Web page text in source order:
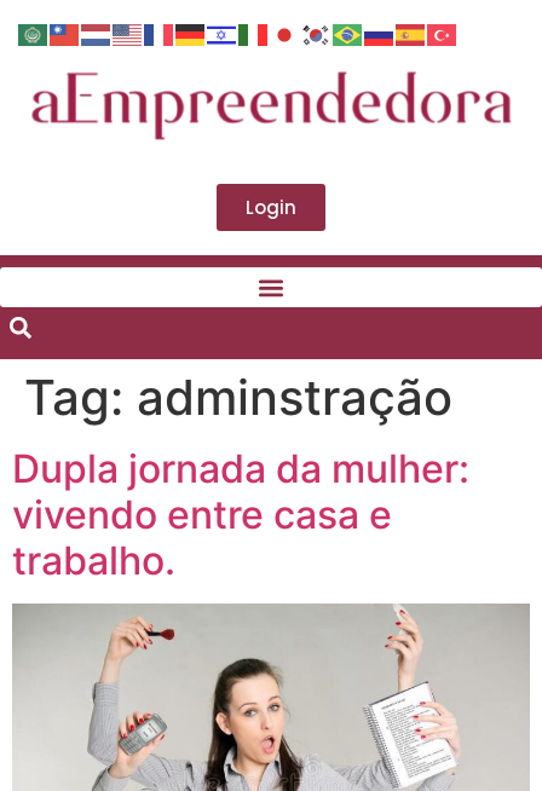
Login
Tag: adminstração
Dupla jornada da mulher:
vivendo entre casa e
trabalho.